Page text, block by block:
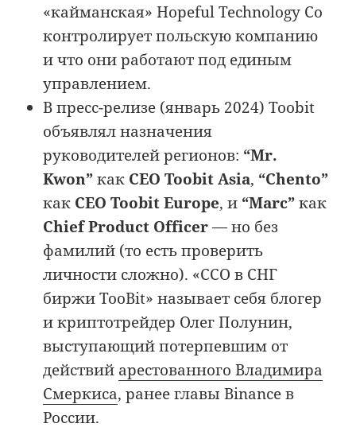
«кайманская» Hopeful Technology Co
контролирует польскую компанию
и что они работают под единым
управлением.
В пресс-релизе (январь 2024) Toobit
объявлял назначения
руководителей регионов: “Mr.
Kwon”как CEO Toobit Asia, “Chento”
как CEO Toobit Europe, и “Marc”как
Chief Product Officer— но без
фамилий (то есть проверить
личности сложно). «CCO в СНГ
биржи TooBit» называет себя блогер
и криптотрейдер Олег Полунин,
выступающий потерпевшим от
действий арестованного Владимира
Смеркиса, ранее главы Binance в
России.